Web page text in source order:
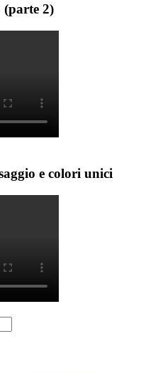
(parte 2)
e colori unici